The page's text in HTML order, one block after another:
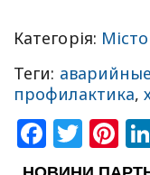
Категорія: Місто
Теги:
профилактика,